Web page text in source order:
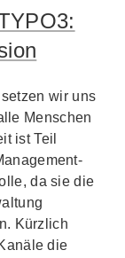
wir uns
Menschen
ist Teil
da sie die
Kürzlich
die